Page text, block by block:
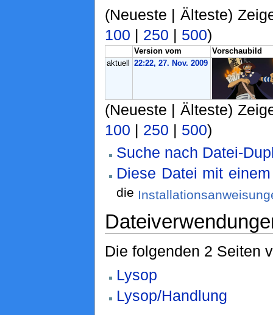
(Neueste | Älteste)
100 | 250 | 500)
Version vom
Vorschaubild
aktuell
22:22, 27. Nov. 2009
(Neueste | Älteste)
100 | 250 | 500)
Suche nach Datei-
Diese Datei mit
die
Die folgenden 2 Seiten
Lysop
Lysop/Handlung